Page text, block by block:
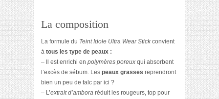
La composition
La formule du Teint Idole Ultra Wear Stick convient
à tous les type de peaux :
– Il est enrichi en polymères poreux qui absorbent
l’excès de sébum. Les peaux grasses reprendront
bien un peu de talc par ici ?
– L’extrait d’ambora réduit les rougeurs, top pour